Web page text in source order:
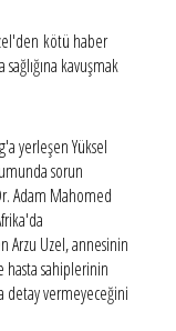
kötü haber
kavuşmak
yerleşen Yüksel
sorun
Adam Mahomed
Arzu Uzel, annesinin
hasta sahiplerinin
detay vermeyeceğini